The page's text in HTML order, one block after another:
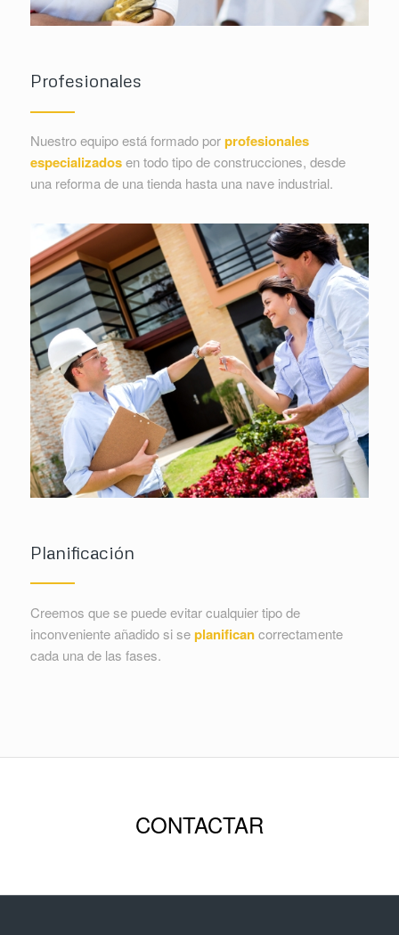
Profesionales
Nuestro equipo está formado porprofesionales
especializadosen todo tipo de construcciones, desde
una reforma de una tienda hasta una nave industrial.
Planificación
Creemos que se puede evitar cualquier tipo de
inconveniente añadido si seplanificancorrectamente
cada una de las fases.
CONTACTAR